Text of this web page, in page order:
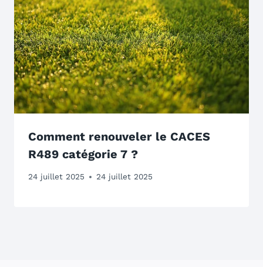
Comment renouveler le CACES
R489 catégorie 7 ?
24 juillet 2025 24 juillet 2025